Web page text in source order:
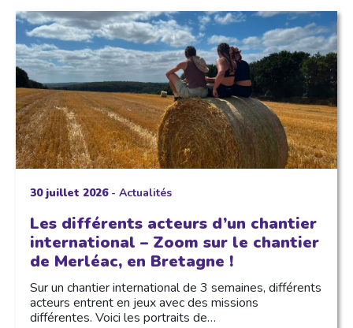
30 juillet 2026- Actualités
Les différents acteurs d’un chantier
international – Zoom sur le chantier
de Merléac, en Bretagne !
Sur un chantier international de 3 semaines, différents
acteurs entrent en jeux avec des missions
différentes. Voici les portraits de…